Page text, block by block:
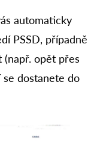
automaticky
PSSD, případně
opět přes
se dostanete do